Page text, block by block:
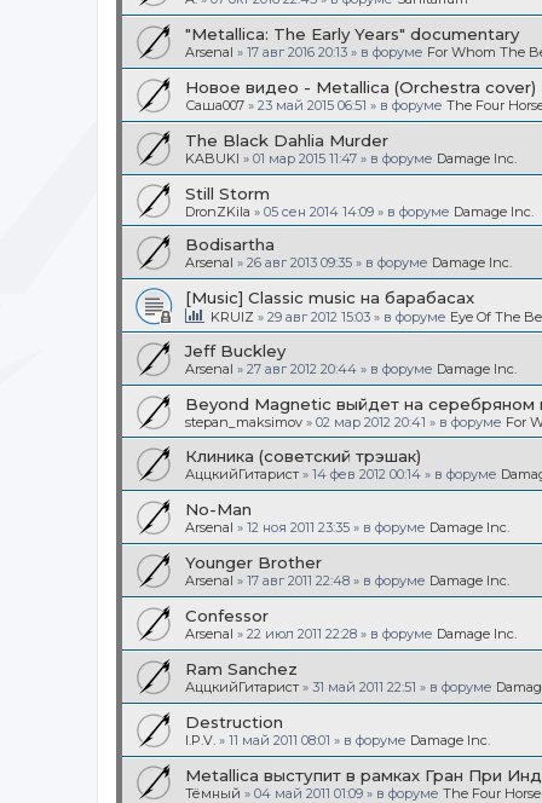
"Metallica: The Early Years" documentary
Arsenal » 17 авг 2016 20:13 » в форуме For Whom The
Новое видео - Metallica (Orchestra cover)
Саша007 » 23 май 2015 06:51 » в форуме The Four
The Black Dahlia Murder
KABUKI » 01 мар 2015 11:47 » в форуме Damage Inc.
Still Storm
DronZKila » 05 сен 2014 14:09 » в форуме Damage Inc.
Bodisartha
Arsenal » 26 авг 2013 09:35 » в форуме Damage Inc.
[Music] Classic music на барабасах
KRUIZ » 29 авг 2012 15:03 » в форуме Eye Of The
Jeff Buckley
Arsenal » 27 авг 2012 20:44 » в форуме Damage Inc.
Beyond Magnetic выйдет на серебряном
stepan_maksimov » 02 мар 2012 20:41 » в форуме For
Клиника (советский трэшак)
АццкийГитарист » 14 фев 2012 00:14 » в форуме
No-Man
Arsenal » 12 ноя 2011 23:35 » в форуме Damage Inc.
Younger Brother
Arsenal » 17 авг 2011 22:48 » в форуме Damage Inc.
Confessor
Arsenal » 22 июл 2011 22:28 » в форуме Damage Inc.
Ram Sanchez
АццкийГитарист » 31 май 2011 22:51 » в форуме
Destruction
I.P.V. » 11 май 2011 08:01 » в форуме Damage Inc.
Metallica выступит в рамках Гран При
Тёмный » 04 май 2011 01:09 » в форуме The Four